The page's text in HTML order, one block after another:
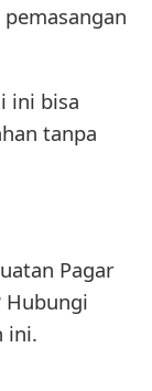
ini bisa
tanpa
Pagar
Hubungi
ini.